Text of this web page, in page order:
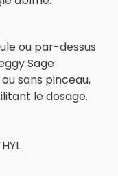
ou par-dessus
Sage
sans pinceau,
le dosage.